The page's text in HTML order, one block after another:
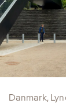
Danmark,